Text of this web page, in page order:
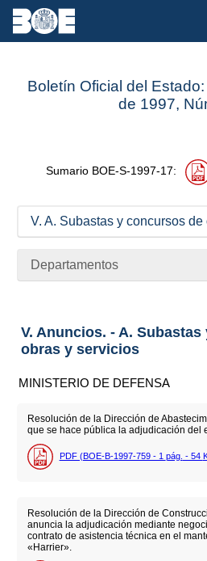
Boletín Oficial del
de 1997,
Sumario BOE-S-1997-17:
V. A. Subastas y concursos
Departamentos
V. Anuncios. - A.
obras y servicios
MINISTERIO DE DEFENSA
Resolución de la Dirección de
que se hace pública la adjudicación del
PDF (BOE-B-1997-759 - 1 pág. - 54
Resolución de la Dirección de
anuncia la adjudicación mediante
contrato de asistencia técnica en el
«Harrier».